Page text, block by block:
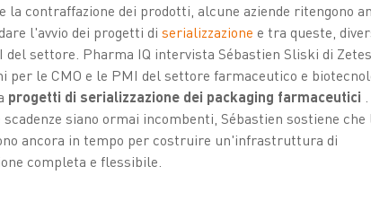
la contraffazione dei prodotti, alcune aziende ritengono
l'avvio dei progetti diserializzazione e tra queste,
del settore. Pharma IQ intervista Sébastien Sliski di
per le CMO e le PMI del settore farmaceutico e
progetti di serializzazione dei packaging farmaceutici .
scadenze siano ormai incombenti, Sébastien sostiene che
ancora in tempo per costruire un'infrastruttura di
completa e flessibile.